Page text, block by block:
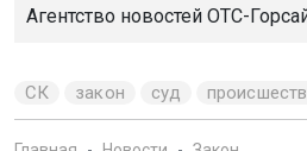
Агентство новостей ОТС-
СК закон суд